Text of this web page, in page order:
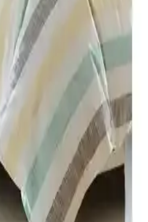
Size Beyaz Yorgan ile
veri odaklı olarak
için 215x235 cm,
farklı takım
ve mikrofiber/kumaş
hava sirkülasyonu ve
yok, kurutma yok, ütü yok)
ve mevsimlik performansı
Yorumları